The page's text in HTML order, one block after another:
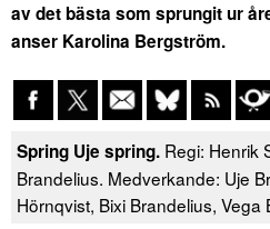
av det bästa som sprungit ur
anser Karolina Bergström.
Spring Uje spring. Regi: Henrik
Brandelius. Medverkande: Uje
Hörnqvist, Bixi Brandelius, Vega